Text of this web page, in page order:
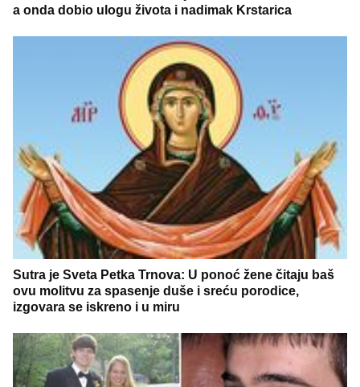
a onda dobio ulogu života i nadimak Krstarica
Sutra je Sveta Petka Trnova: U ponoć žene čitaju baš
ovu molitvu za spasenje duše i sreću porodice,
izgovara se iskreno i u miru